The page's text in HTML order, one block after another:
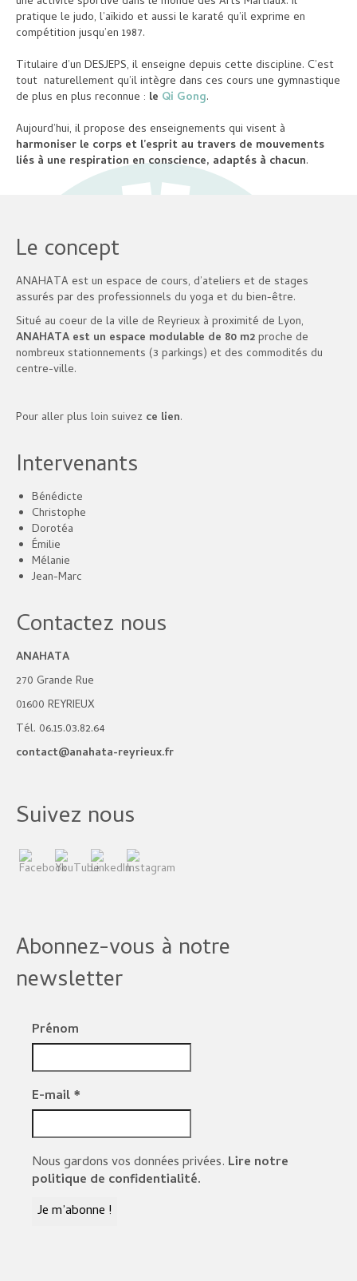
pratique le judo, l’aïkido et aussi le karaté qu’il exprime en
compétition jusqu’en 1987.
Titulaire d’un DESJEPS, il enseigne depuis cette discipline. C’est
tout naturellement qu’il intègre dans ces cours une gymnastique
de plus en plus reconnue : le Qi Gong.
Aujourd’hui, il propose des enseignements qui visent à
harmoniser le corps et l’esprit au travers de mouvements
liés à une respiration en conscience, adaptés à chacun.
Le concept
ANAHATA est un espace de cours, d’ateliers et de stages
assurés par des professionnels du yoga et du bien-être.
Situé au coeur de la ville de Reyrieux à proximité de Lyon,
ANAHATA est un espace modulable de 80 m2proche de
nombreux stationnements (3 parkings) et des commodités du
centre-ville.
Pour aller plus loin suivez ce lien.
Intervenants
Bénédicte
Christophe
Dorotéa
Émilie
Mélanie
Jean-Marc
Contactez nous
ANAHATA
270 Grande Rue
01600 REYRIEUX
Tél. 06.15.03.82.64
contact@anahata-reyrieux.fr
Suivez nous
Abonnez-vous à notre
newsletter
Prénom
E-mail*
Nous gardons vos données privées. Lire notre
politique de confidentialité.